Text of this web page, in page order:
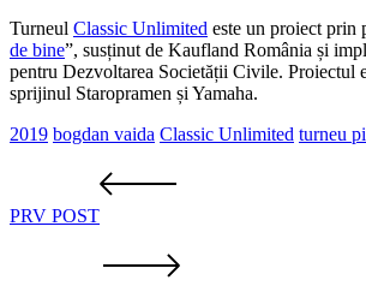
Turneul Classic Unlimited este un proiect prin
de bine”, susținut de Kaufland România și
pentru Dezvoltarea Societății Civile. Proiectul
sprijinul Staropramen și Yamaha.
2019 bogdan vaida Classic Unlimited turneu
PRV POST